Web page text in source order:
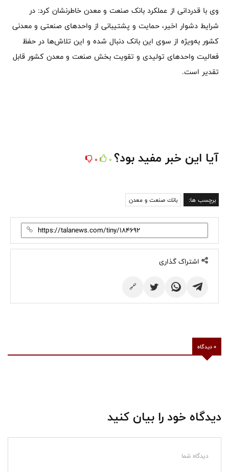
وی با قدردانی از عملکرد بانک صنعت و معدن خاطرنشان کرد: در
شرایط دشوار اخیر، حمایت و پشتیبانی از واحدهای صنعتی و معدنی
کشور به‌ویژه از سوی این بانک دنبال شده و این تلاش‌ها در حفظ
فعالیت واحدهای تولیدی و تقویت بخش صنعت و معدن کشور قابل
تقدیر است.
آیا این خبر مفید بود؟ 0
0
برچسب ها: بانك صنعت و معدن
اشتراک گذاری
🔗
0 دیدگاه
دیدگاه خود را بیان کنید